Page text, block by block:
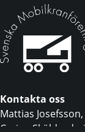
Kontakta oss
Mattias
Carina Sköld,